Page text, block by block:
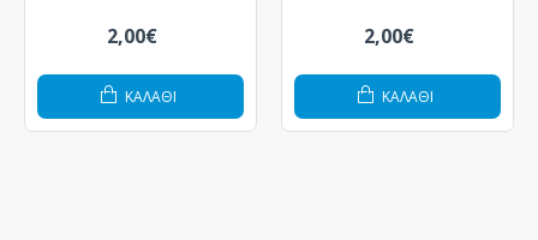
2,00€
ΚΑΛΆΘΙ
2,00€
ΚΑΛΆΘΙ